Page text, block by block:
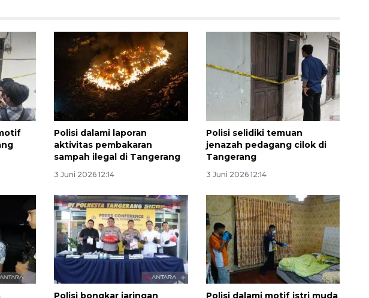
Polisi dalami laporan
aktivitas pembakaran
sampah ilegal di Tangerang
3 Juni 2026 12:14
Polisi selidiki temuan
jenazah pedagang cilok di
Tangerang
3 Juni 2026 12:14